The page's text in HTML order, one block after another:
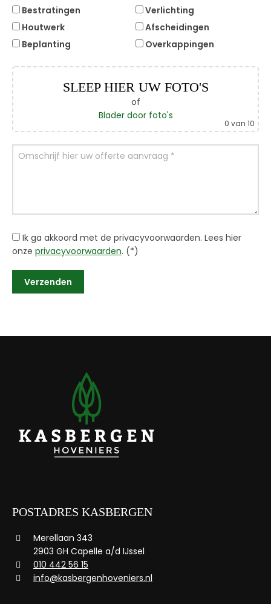
Bestratingen
Verlichting
Houtwerk
Afscheidingen
Beplanting
Overkappingen
SLEEP HIER UW FOTO'S
of
Blader door foto's
0 van 10
Ik ga akkoord met de privacyvoorwaarden. Lees hier
onze privacyvoorwaarden. (*)
POSTADRES KASBERGEN
Merellaan 343
2903 GH Capelle a/d IJssel
010 442 56 15
info@kasbergenhoveniers.nl